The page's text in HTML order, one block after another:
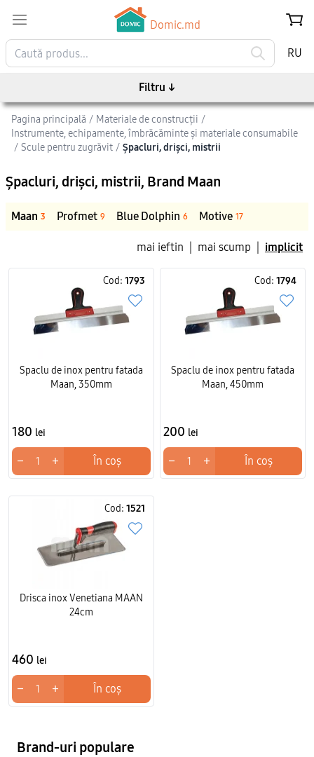
Domic.md
RU
Pagina principală / Materiale de construcții /
Instrumente, echipamente, îmbrăcăminte și materiale consumabile
/ Scule pentru zugrăvit / Șpacluri, drișci, mistrii
Șpacluri, drișci, mistrii, Brand Maan
Maan 3 Profmet 9 Blue Dolphin 6 Motive 17
mai ieftin mai scump implicit
Cod: 1793
Spaclu de inox pentru fatada
Maan, 350mm
180 lei
− + În coș
Cod: 1794
Spaclu de inox pentru fatada
Maan, 450mm
200 lei
− + În coș
Cod: 1521
Drisca inox Venetiana MAAN
24cm
460 lei
− + În coș
Filtru ↓
Brand-uri populare